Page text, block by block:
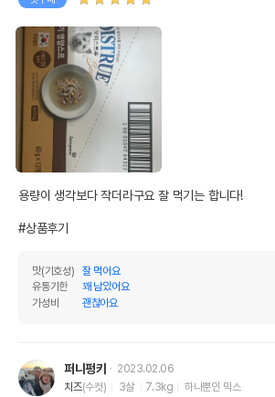
포장상태 파우치
제품 타입
* 해당 정보는 브랜드사 사정에
상품 필수 정보
품명 및 모델명
[12개세트] 뉴트리플랜
경우 그에 대한 사항
제조국 또는 원산지
수입자를 함께 표기
AS책임자와 전화번호
용량이 생각보다 작더라구요 잘 먹기는 합니다!
#상품후기
맛(기호성)
잘 먹어요
유통기한
꽤 남았어요
가성비
괜찮아요
퍼니펑키
2023.02.06
치즈(수컷) 3살 7.3kg 하나뿐인 믹스